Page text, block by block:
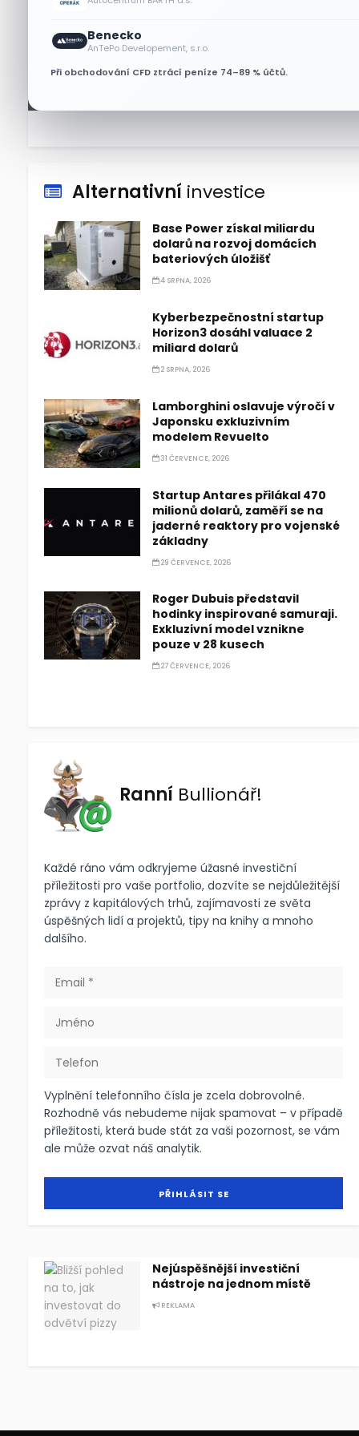
Benecko
AnTePo Developement, s.r.o.
Při obchodování CFD ztrácí peníze 74–89 % účtů.
Lisa Su zlehčuje Muskův
závazek vůči Nvidii. Akcie AMD
po výsledcích klesají
Alternativní investice
Base Power získal miliardu
dolarů na rozvoj domácích
bateriových úložišť
4 SRPNA, 2026
Kyberbezpečnostní startup
Horizon3 dosáhl valuace 2
miliard dolarů
2 SRPNA, 2026
Lamborghini oslavuje výročí v
Japonsku exkluzivním
modelem Revuelto
31 ČERVENCE, 2026
Startup Antares přilákal 470
milionů dolarů, zaměří se na
jaderné reaktory pro vojenské
základny
29 ČERVENCE, 2026
Roger Dubuis představil
hodinky inspirované samuraji.
Exkluzivní model vznikne
pouze v 28 kusech
27 ČERVENCE, 2026
Ranní Bullionář!
Každé ráno vám odkryjeme úžasné investiční
příležitosti pro vaše portfolio, dozvíte se nejdůležitější
zprávy z kapitálových trhů, zajímavosti ze světa
úspěšných lidí a projektů, tipy na knihy a mnoho
dalšího.
Vyplnění telefonního čísla je zcela dobrovolné.
Rozhodně vás nebudeme nijak spamovat – v případě
příležitosti, která bude stát za vaši pozornost, se vám
ale může ozvat náš analytik.
Nejúspěšnější investiční
nástroje na jednom místě
REKLAMA